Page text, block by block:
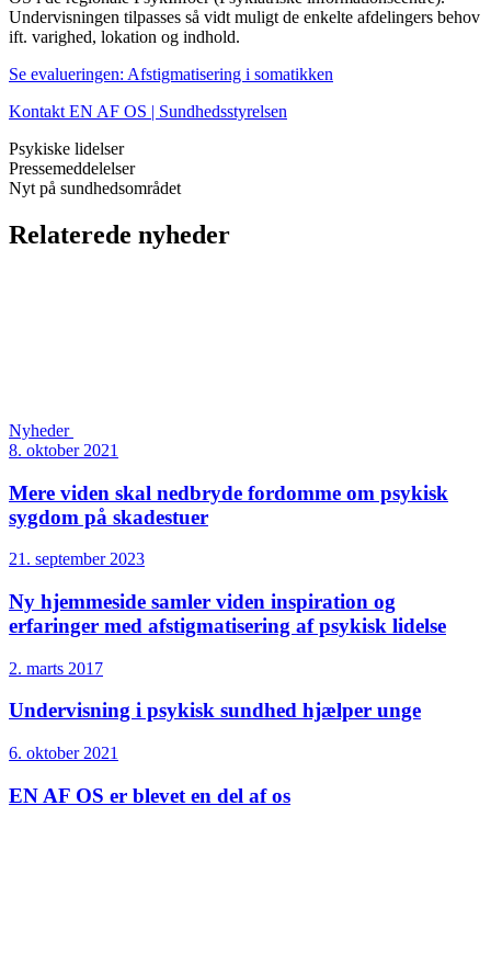
Undervisningen tilpasses så vidt muligt de enkelte afdelingers behov
ift. varighed, lokation og indhold.
Se evalueringen: Afstigmatisering i somatikken
Kontakt EN AF OS | Sundhedsstyrelsen
Psykiske lidelser
Pressemeddelelser
Nyt på sundhedsområdet
Relaterede nyheder
Nyheder
8. oktober 2021
Mere viden skal nedbryde fordomme om psykisk
sygdom på skadestuer
21. september 2023
Ny hjemmeside samler viden inspiration og
erfaringer med afstigmatisering af psykisk lidelse
2. marts 2017
Undervisning i psykisk sundhed hjælper unge
6. oktober 2021
EN AF OS er blevet en del af os